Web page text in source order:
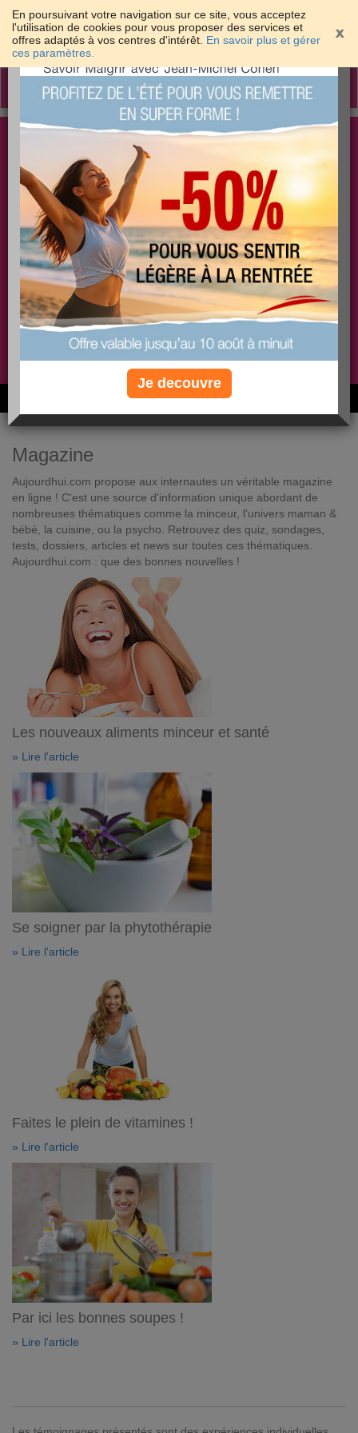
En poursuivant votre navigation sur ce site, vous acceptez
l'utilisation de cookies pour vous proposer des services et
offres adaptés à vos centres d'intérêt. En savoir plus et gérer
ces paramètres.
Toggle
Les meilleures solutions pour maigrir et être bien
dans sa peau
PLUS
EFFICACE
PLUS
SANTÉ
PLUS
COACHING
Non, je préfère le régime gratuit
6M de personnes ont maigri et réappris à manger avec nous
Magazine
Aujourdhui.com propose aux internautes un véritable magazine
en ligne ! C'est une source d'information unique abordant de
nombreuses thématiques comme la minceur, l'univers maman &
bébé, la cuisine, ou la psycho. Retrouvez des quiz, sondages,
tests, dossiers, articles et news sur toutes ces thématiques.
Aujourdhui.com : que des bonnes nouvelles !
Les nouveaux aliments minceur et santé
» Lire l'article
Se soigner par la phytothérapie
» Lire l'article
Faites le plein de vitamines !
» Lire l'article
Par ici les bonnes soupes !
» Lire l'article
×
Je decouvre